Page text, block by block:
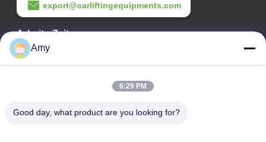
export@carliftingequipments.com
Arbeits-Zeit
09:00-18:00
106. Nationalstraße, Stadtteil Huadu, Stadt Guangzhou
Amy
6:29 PM
Good day, what product are you looking for?